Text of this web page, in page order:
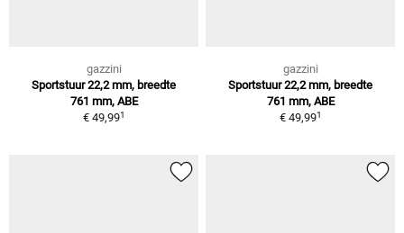
gazzini
Sportstuur 22,2 mm, breedte
761 mm, ABE
€ 49,991
gazzini
Sportstuur 22,2 mm, breedte
761 mm, ABE
€ 49,991